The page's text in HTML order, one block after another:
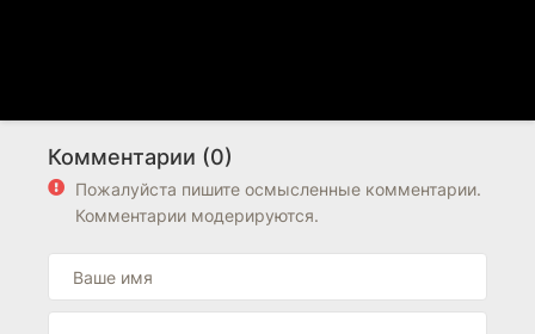
Комментарии (0)
Пожалуйста пишите осмысленные комментарии.
Комментарии модерируются.